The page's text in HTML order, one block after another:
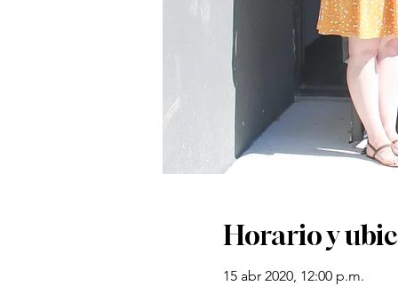
Horario y
15 abr 2020, 12:00 p.m.